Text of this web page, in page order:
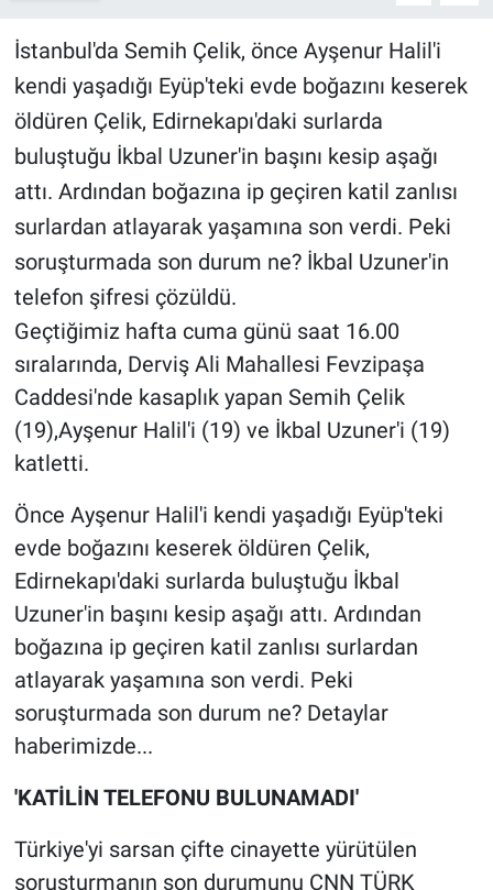
İstanbul'da Semih Çelik, önce Ayşenur Halil'i
kendi yaşadığı Eyüp'teki evde boğazını keserek
öldüren Çelik, Edirnekapı'daki surlarda
buluştuğu İkbal Uzuner'in başını kesip aşağı
attı. Ardından boğazına ip geçiren katil zanlısı
surlardan atlayarak yaşamına son verdi. Peki
soruşturmada son durum ne? İkbal Uzuner'in
telefon şifresi çözüldü.
Geçtiğimiz hafta cuma günü saat 16.00
sıralarında, Derviş Ali Mahallesi Fevzipaşa
Caddesi'nde kasaplık yapan Semih Çelik
(19),Ayşenur Halil'i (19) ve İkbal Uzuner'i (19)
katletti.
Önce Ayşenur Halil'i kendi yaşadığı Eyüp'teki
evde boğazını keserek öldüren Çelik,
Edirnekapı'daki surlarda buluştuğu İkbal
Uzuner'in başını kesip aşağı attı. Ardından
boğazına ip geçiren katil zanlısı surlardan
atlayarak yaşamına son verdi. Peki
soruşturmada son durum ne? Detaylar
haberimizde...
'KATİLİN TELEFONU BULUNAMADI'
Türkiye'yi sarsan çifte cinayette yürütülen
soruşturmanın son durumunu CNN TÜRK